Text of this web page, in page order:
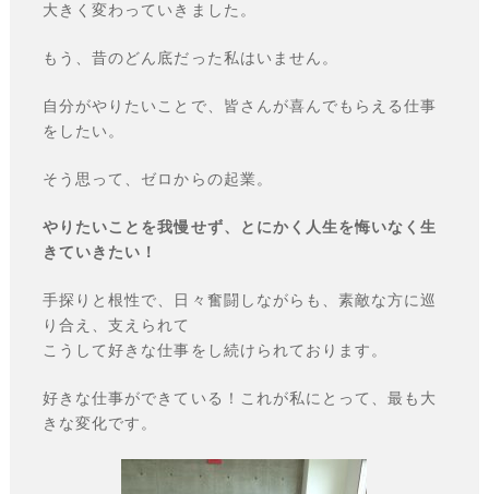
大きく変わっていきました。
もう、昔のどん底だった私はいません。
自分がやりたいことで、皆さんが喜んでもらえる仕事
をしたい。
そう思って、ゼロからの起業。
やりたいことを我慢せず、とにかく人生を悔いなく生
きていきたい！
手探りと根性で、日々奮闘しながらも、素敵な方に巡
り合え、支えられて
こうして好きな仕事をし続けられております。
好きな仕事ができている！これが私にとって、最も大
きな変化です。